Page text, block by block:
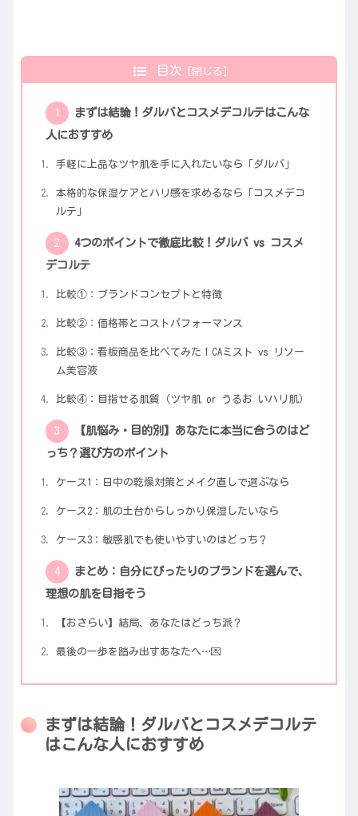
目次
まずは結論！ダルバとコスメデコルテはこんな
人におすすめ
手軽に上品なツヤ肌を手に入れたいなら「ダルバ」
本格的な保湿ケアとハリ感を求めるなら「コスメデコ
ルテ」
4つのポイントで徹底比較！ダルバ vs コスメ
デコルテ
比較①：ブランドコンセプトと特徴
比較②：価格帯とコストパフォーマンス
比較③：看板商品を比べてみた！CAミスト vs リソー
ム美容液
比較④：目指せる肌質（ツヤ肌 or うるお いハリ肌）
【肌悩み・目的別】あなたに本当に合うのはど
っち？選び方のポイント
ケース1：日中の乾燥対策とメイク直しで選ぶなら
ケース2：肌の土台からしっかり保湿したいなら
ケース3：敏感肌でも使いやすいのはどっち？
まとめ：自分にぴったりのブランドを選んで、
理想の肌を目指そう
【おさらい】結局、あなたはどっち派？
最後の一歩を踏み出すあなたへ…💌
まずは結論！ダルバとコスメデコルテ
はこんな人におすすめ